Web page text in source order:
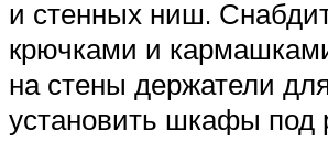
и стенных ниш.
крючками и
на стены держатели
установить шкафы под